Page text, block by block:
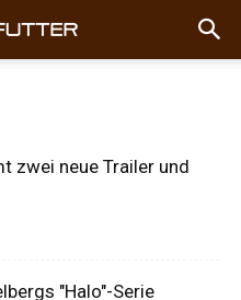
zwei neue Trailer und
"Halo"-Serie